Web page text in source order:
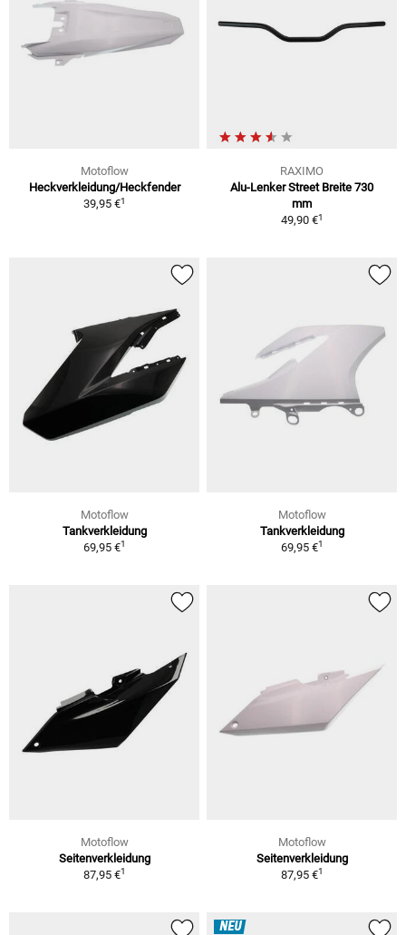
Motoflow
Heckverkleidung/Heckfender
39,95 €1
RAXIMO
Alu-Lenker Street Breite 730
mm
49,90 €1
Motoflow
Tankverkleidung
69,95 €1
Motoflow
Tankverkleidung
69,95 €1
Motoflow
Seitenverkleidung
87,95 €1
Motoflow
Seitenverkleidung
87,95 €1
NEU